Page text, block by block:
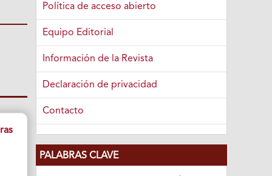
Política de acceso abierto
Equipo Editorial
Información de la Revista
Declaración de privacidad
Contacto
PALABRAS CLAVE